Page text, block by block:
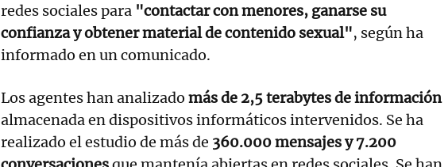
redes sociales para "contactar con menores, ganarse su
confianza y obtener material de contenido sexual", según ha
informado en un comunicado.
Los agentes han analizado más de 2,5 terabytes de información
almacenada en dispositivos informáticos intervenidos. Se ha
realizado el estudio de más de 360.000 mensajes y 7.200